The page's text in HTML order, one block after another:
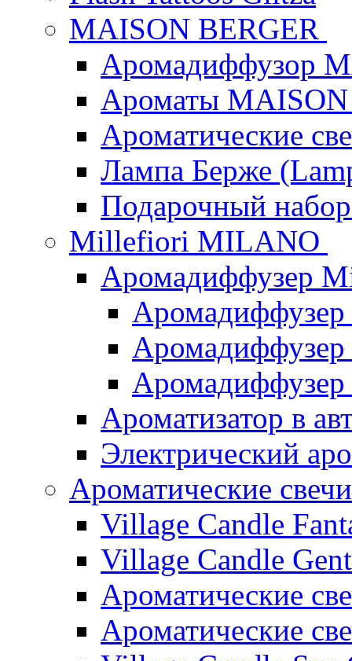
MAISON BERGER
Аромадиффузор
Ароматы
Ароматические
Лампа Берже
Подарочный
Millefiori MILANO
Аромадиффузер
Ароматизатор в
Электрический
Ароматические
Village Candle
Village Candle
Ароматические
Ароматические